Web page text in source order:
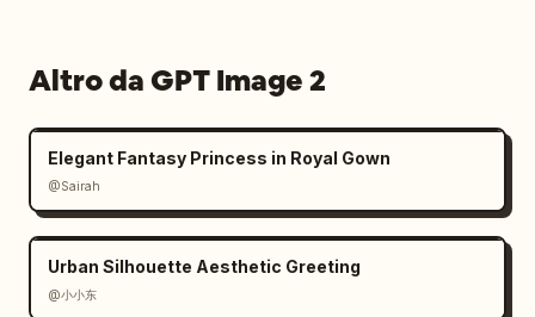
Altro da GPT Image 2
Elegant Fantasy Princess in Royal Gown
@Sairah
Urban Silhouette Aesthetic Greeting
@小小东